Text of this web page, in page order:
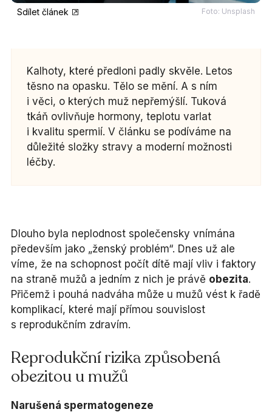
Sdílet článek Foto: Unsplash
Kalhoty, které předloni padly skvěle. Letos
těsno na opasku. Tělo se mění. A s ním
i věci, o kterých muž nepřemýšlí. Tuková
tkáň ovlivňuje hormony, teplotu varlat
i kvalitu spermií. V článku se podíváme na
důležité složky stravy a moderní možnosti
léčby.
Dlouho byla neplodnost společensky vnímána
především jako „ženský problém“. Dnes už ale
víme, že na schopnost počít dítě mají vliv i faktory
na straně mužů a jedním z nich je právě obezita.
Přičemž i pouhá nadváha může u mužů vést k řadě
komplikací, které mají přímou souvislost
s reprodukčním zdravím.
Reprodukční rizika způsobená
obezitou u mužů
Narušená spermatogeneze